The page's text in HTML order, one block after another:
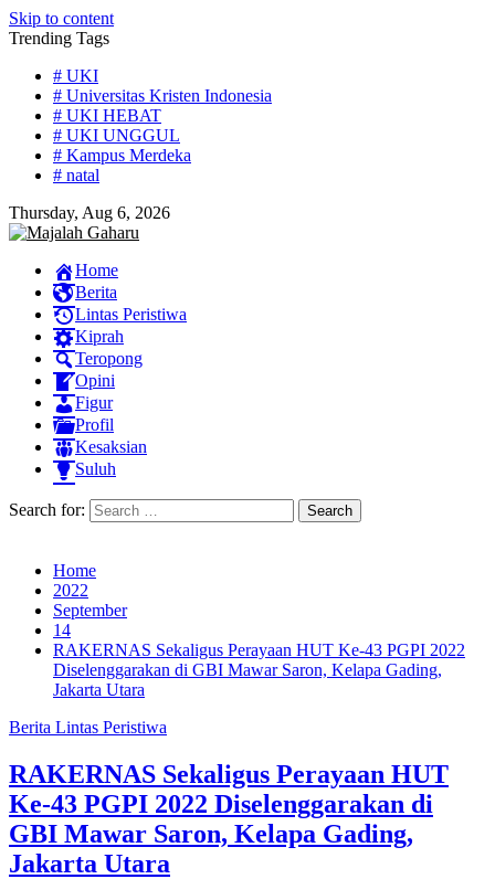
Skip to content
Trending Tags
# UKI
# Universitas Kristen Indonesia
# UKI HEBAT
# UKI UNGGUL
# Kampus Merdeka
# natal
Thursday, Aug 6, 2026
Home
Berita
Lintas Peristiwa
Kiprah
Teropong
Opini
Figur
Profil
Kesaksian
Suluh
Search for:
Home
2022
September
14
RAKERNAS Sekaligus Perayaan HUT Ke-43 PGPI 2022
Diselenggarakan di GBI Mawar Saron, Kelapa Gading,
Jakarta Utara
Berita Lintas Peristiwa
RAKERNAS Sekaligus Perayaan HUT
Ke-43 PGPI 2022 Diselenggarakan di
GBI Mawar Saron, Kelapa Gading,
Jakarta Utara